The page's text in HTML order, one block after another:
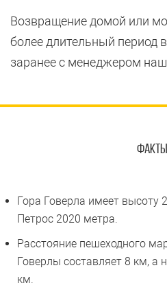
Возвращение домой или
более длительный период
заранее с менеджером
Гора Говерла имеет высоту
Петрос 2020 метра.
Расстояние пешеходного
Говерлы составляет 8 км, а
км.